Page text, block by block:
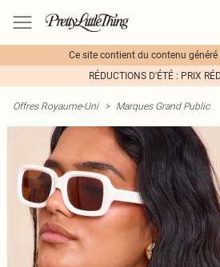
Ce site contient du contenu
RÉDUCTIONS D'ÉTÉ : PRIX
Offres Royaume-Uni > Marques Grand Public